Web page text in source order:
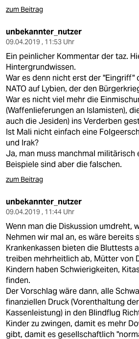
zum Beitrag
unbekannter_nutzer
09.04.2019 , 11:53 Uhr
Ein peinlicher Kommentar der taz.
Hintergrundwissen.
War es denn nicht erst der "Eingriff"
NATO auf Lybien, der den
War es nicht viel mehr die
(Waffenlieferungen an Islamisten),
auch die Jesiden) ins Verderben
Ist Mali nicht einfach eine
und Irak?
Ja, man muss manchmal militärisch
Beispiele sind aber die falschen.
zum Beitrag
unbekannter_nutzer
09.04.2019 , 11:44 Uhr
Wenn man die Diskussion umdreht,
Nehmen wir mal an, es wäre bereits
Krankenkassen bieten die Bluttests
treiben mehrheitlich ab, Mütter von
Kindern haben Schwierigkeiten,
finden.
Der Vorschlag wäre dann, alle
finanziellen Druck (Vorenthaltung
Kassenleistung) in den Blindflug
Kinder zu zwingen, damit es mehr
gibt, damit es gesellschaftlich